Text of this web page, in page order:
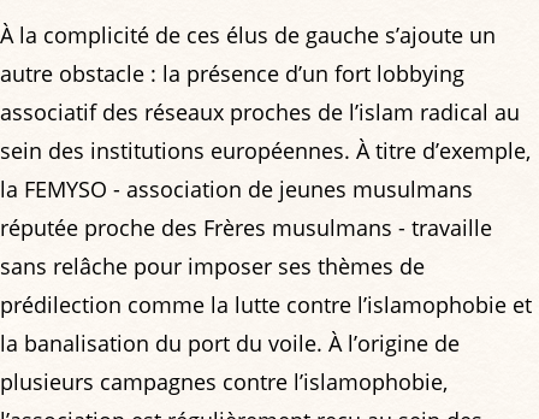
À la complicité de ces élus de gauche s’ajoute un
autre obstacle : la présence d’un fort lobbying
associatif des réseaux proches de l’islam radical au
sein des institutions européennes. À titre d’exemple,
la FEMYSO - association de jeunes musulmans
réputée proche des Frères musulmans - travaille
sans relâche pour imposer ses thèmes de
prédilection comme la lutte contre l’islamophobie et
la banalisation du port du voile. À l’origine de
plusieurs campagnes contre l’islamophobie,